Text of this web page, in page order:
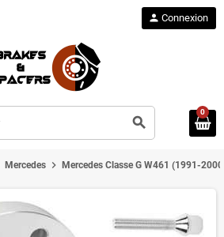
search
person Connexion
0
Mercedes chevron_right Mercedes Classe G W461 (1991-